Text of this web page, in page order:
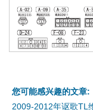
您可能感兴趣的文章:
2009-2012年讴歌TL